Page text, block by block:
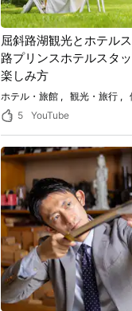
屈斜路湖観光とホテル
路プリンスホテルスタ
楽しみ方
ホテル・旅館 観光・旅行
5
YouTube